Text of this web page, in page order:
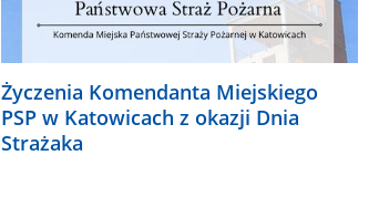
Życzenia Komendanta Miejskiego
PSP w Katowicach z okazji Dnia
Strażaka